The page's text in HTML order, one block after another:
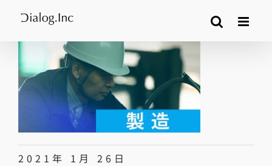
content
2021年 1月 26日